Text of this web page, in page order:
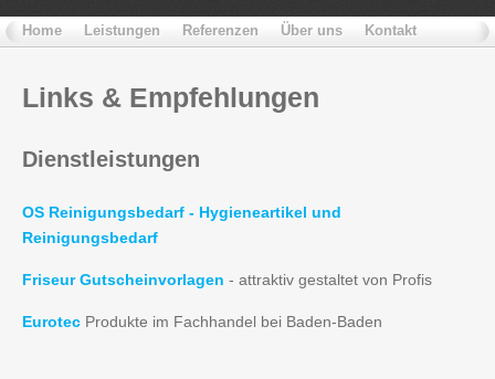
Home Leistungen Referenzen Über uns Kontakt
Links & Empfehlungen
Dienstleistungen
OS Reinigungsbedarf - Hygieneartikel und
Reinigungsbedarf
Friseur Gutscheinvorlagen - attraktiv gestaltet von Profis
Eurotec Produkte im Fachhandel bei Baden-Baden